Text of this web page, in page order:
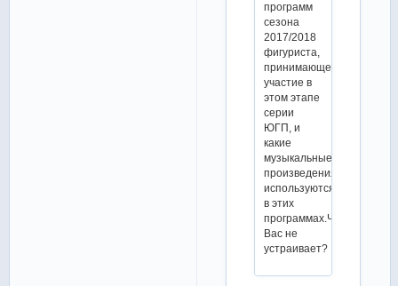
программ
сезона
2017/2018
фигуриста,
принимающего
участие в
этом этапе
серии
ЮГП, и
какие
музыкальные
произведения
используются
в этих
программах.Что
Вас не
устраивает?